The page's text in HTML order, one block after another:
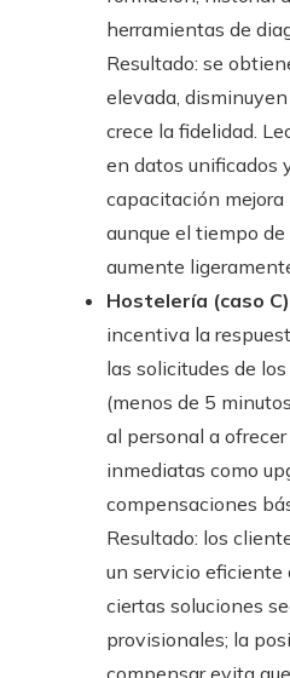
herramientas de
Resultado: se
elevada,
crece la fidelidad.
en datos unificados
capacitación mejora
aunque el tiempo
aumente
Hostelería (caso
incentiva la
las solicitudes de
(menos de 5
al personal a
inmediatas como
compensaciones
Resultado: los
un servicio eficiente
ciertas soluciones
provisionales; la